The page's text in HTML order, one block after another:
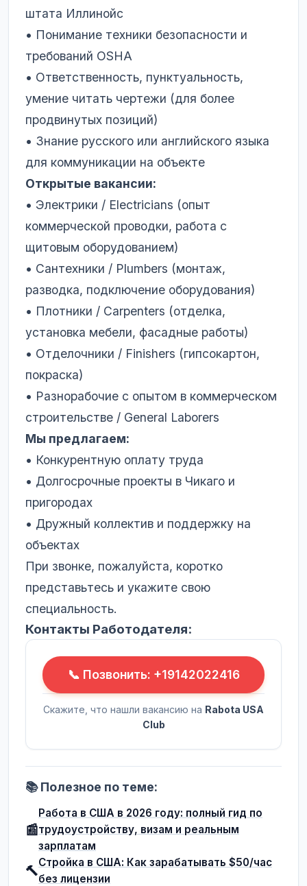
штата Иллинойс
• Понимание техники безопасности и
требований OSHA
• Ответственность, пунктуальность,
умение читать чертежи (для более
продвинутых позиций)
• Знание русского или английского языка
для коммуникации на объекте
Открытые вакансии:
• Электрики / Electricians (опыт
коммерческой проводки, работа с
щитовым оборудованием)
• Сантехники / Plumbers (монтаж,
разводка, подключение оборудования)
• Плотники / Carpenters (отделка,
установка мебели, фасадные работы)
• Отделочники / Finishers (гипсокартон,
покраска)
• Разнорабочие с опытом в коммерческом
строительстве / General Laborers
Мы предлагаем:
• Конкурентную оплату труда
• Долгосрочные проекты в Чикаго и
пригородах
• Дружный коллектив и поддержку на
объектах
При звонке, пожалуйста, коротко
представьтесь и укажите свою
специальность.
Контакты Работодателя:
📞 Позвонить: +19142022416
Скажите, что нашли вакансию на Rabota USA
Club
📚 Полезное по теме:
📰
Работа в США в 2026 году: полный гид по
трудоустройству, визам и реальным
зарплатам
🔨
Стройка в США: Как зарабатывать $50/час
без лицензии